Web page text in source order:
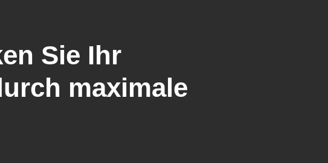
Sie Ihr
maximale